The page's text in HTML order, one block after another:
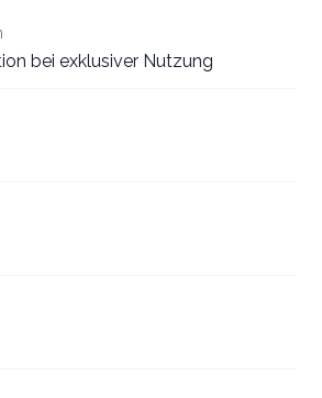
bei exklusiver Nutzung